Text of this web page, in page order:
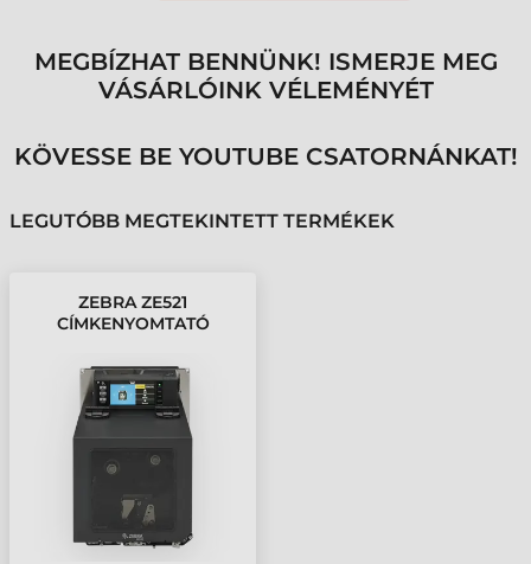
MEGBÍZHAT BENNÜNK! ISMERJE MEG
VÁSÁRLÓINK VÉLEMÉNYÉT
KÖVESSE BE YOUTUBE CSATORNÁNKAT!
LEGUTÓBB MEGTEKINTETT TERMÉKEK
ZEBRA ZE521
CÍMKENYOMTATÓ